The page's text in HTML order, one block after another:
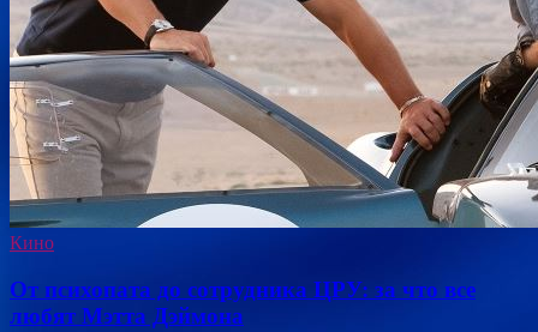
Кино
От психопата до сотрудника ЦРУ: за что все
любят Мэтта Дэймона